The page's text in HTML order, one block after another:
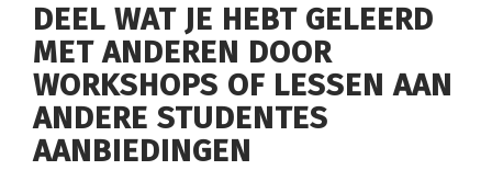
DEEL WAT JE HEBT GELEERD
MET ANDEREN DOOR
WORKSHOPS OF LESSEN AAN
ANDERE STUDENTES
AANBIEDINGEN